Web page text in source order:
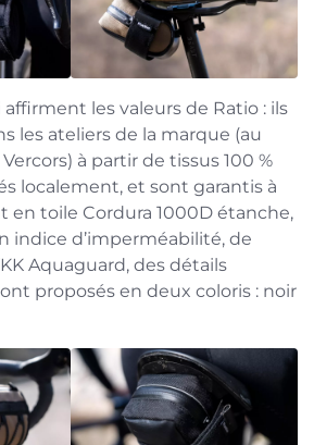
les valeurs de Ratio : ils
les ateliers de la marque (au
à partir de tissus 100 %
localement, et sont garantis à
en toile Cordura 1000D étanche,
indice d’imperméabilité, de
Aquaguard, des détails
proposés en deux coloris : noir